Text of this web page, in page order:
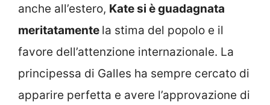
anche all’estero, Kate si è guadagnata
meritatamente la stima del popolo e il
favore dell’attenzione internazionale. La
principessa di Galles ha sempre cercato di
apparire perfetta e avere l’approvazione di